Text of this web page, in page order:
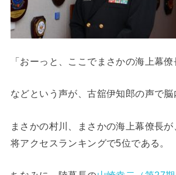
「おーっと、ここでまさかの海上幕僚
などという声が、古舘伊知郎の声で脳
まさかの村川、まさかの海上幕僚長
将アクセスランキングで5位である。